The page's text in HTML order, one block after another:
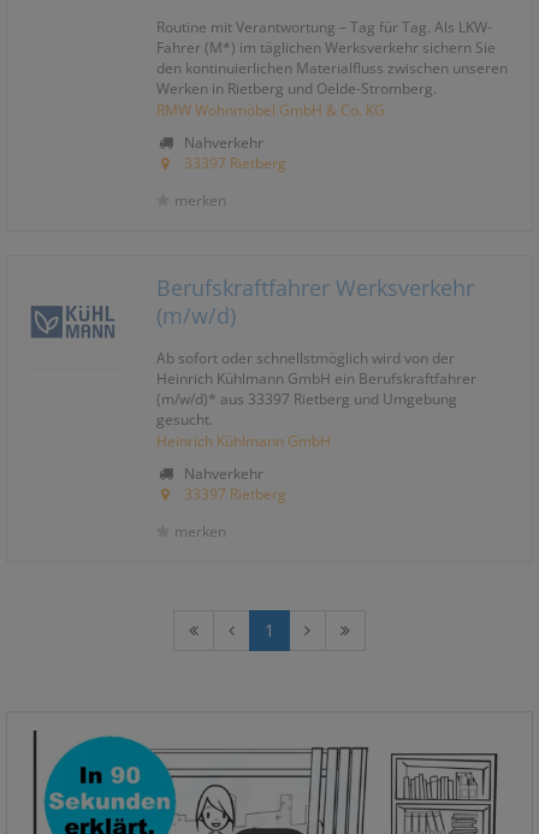
Routine mit Verantwortung – Tag für Tag. Als LKW-
Fahrer (M*) im täglichen Werksverkehr sichern Sie
den kontinuierlichen Materialfluss zwischen unseren
Werken in Rietberg und Oelde-Stromberg.
RMW Wohnmöbel GmbH & Co. KG
Nahverkehr
33397 Rietberg
merken
Berufskraftfahrer Werksverkehr
(m/w/d)
Ab sofort oder schnellstmöglich wird von der
Heinrich Kühlmann GmbH ein Berufskraftfahrer
(m/w/d)* aus 33397 Rietberg und Umgebung
gesucht.
Heinrich Kühlmann GmbH
Nahverkehr
33397 Rietberg
merken
1